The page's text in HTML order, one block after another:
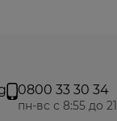
0800 33 30 34
пн-вс с 8:55 до